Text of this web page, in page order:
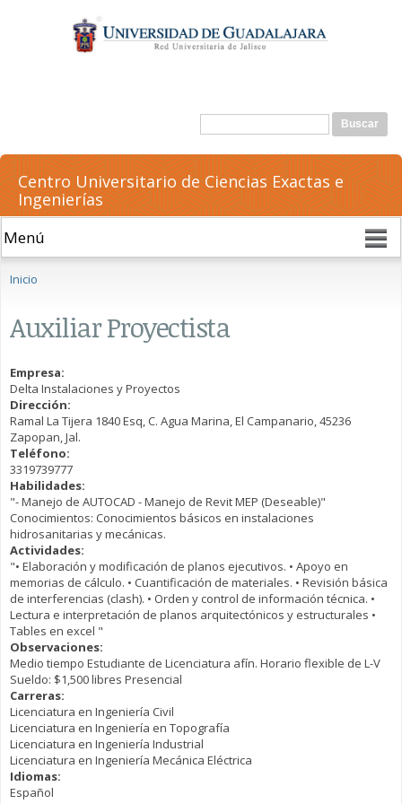
contenido
principal
Formulario de búsqueda
Buscar
Centro Universitario de Ciencias Exactas e
Ingenierías
Inicio
Auxiliar Proyectista
Empresa:
Delta Instalaciones y Proyectos
Dirección:
Ramal La Tijera 1840 Esq, C. Agua Marina, El Campanario, 45236
Zapopan, Jal.
Teléfono:
3319739777
Habilidades:
"- Manejo de AUTOCAD - Manejo de Revit MEP (Deseable)"
Conocimientos: Conocimientos básicos en instalaciones
hidrosanitarias y mecánicas.
Actividades:
"• Elaboración y modificación de planos ejecutivos. • Apoyo en
memorias de cálculo. • Cuantificación de materiales. • Revisión básica
de interferencias (clash). • Orden y control de información técnica. •
Lectura e interpretación de planos arquitectónicos y estructurales •
Tables en excel "
Observaciones:
Medio tiempo Estudiante de Licenciatura afín. Horario flexible de L-V
Sueldo: $1,500 libres Presencial
Carreras:
Licenciatura en Ingeniería Civil
Licenciatura en Ingeniería en Topografía
Licenciatura en Ingeniería Industrial
Licenciatura en Ingeniería Mecánica Eléctrica
Idiomas:
Español